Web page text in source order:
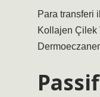
Para transferi
Kollajen Çilek